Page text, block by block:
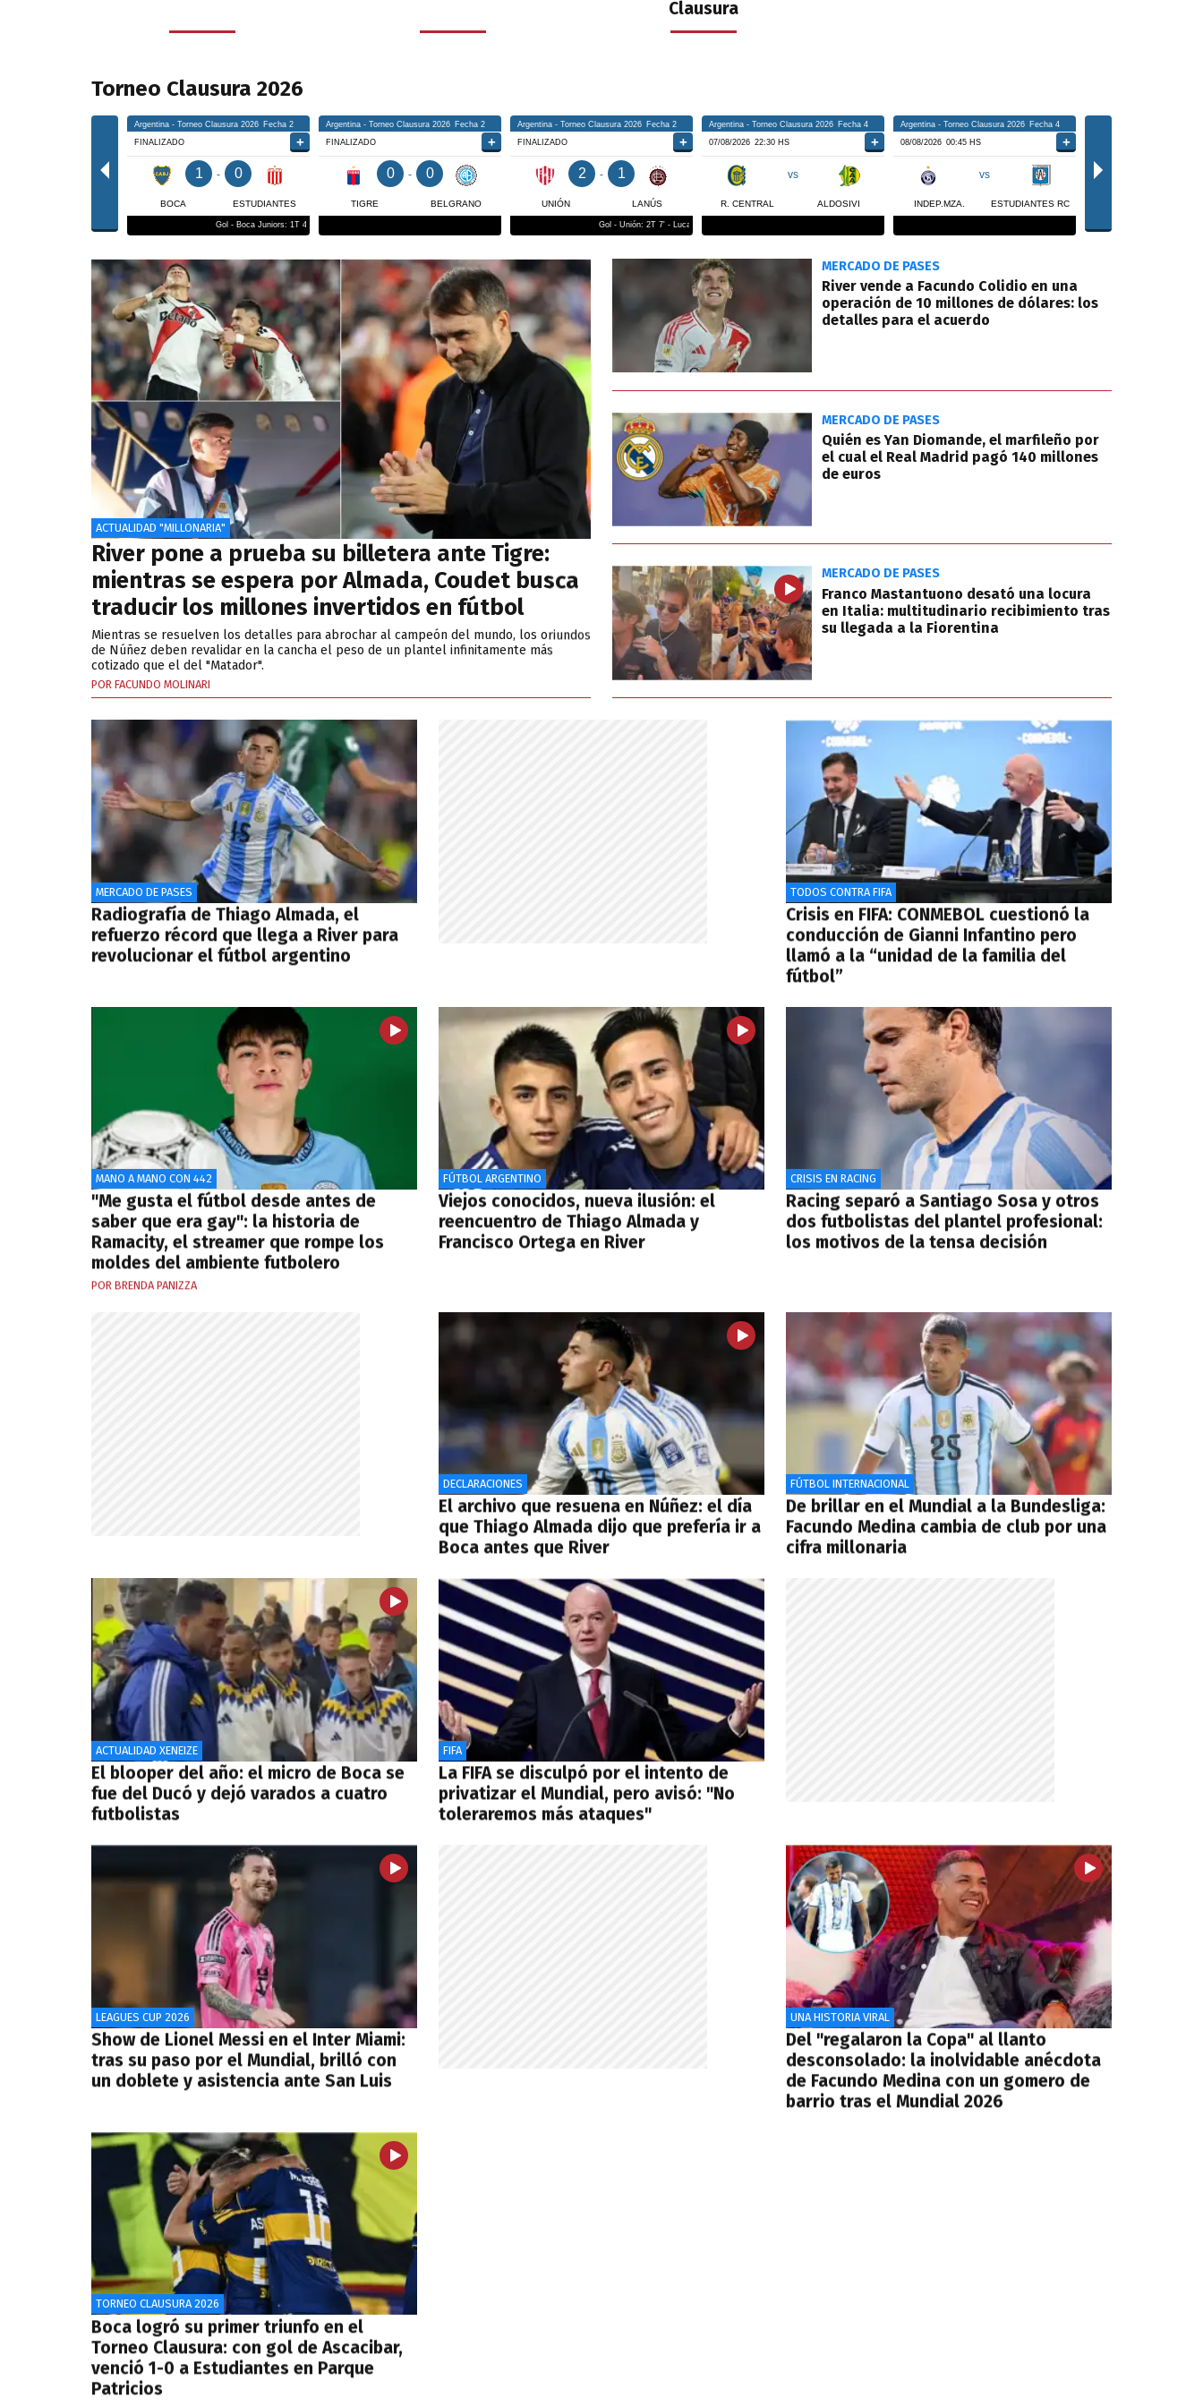
Clausura
Torneo Clausura 2026
ACTUALIDAD "MILLONARIA"
River pone a prueba su billetera ante Tigre:
mientras se espera por Almada, Coudet busca
traducir los millones invertidos en fútbol
Mientras se resuelven los detalles para abrochar al campeón del mundo, los oriundos
de Núñez deben revalidar en la cancha el peso de un plantel infinitamente más
cotizado que el del "Matador".
POR FACUNDO MOLINARI
MERCADO DE PASES
River vende a Facundo Colidio en una
operación de 10 millones de dólares: los
detalles para el acuerdo
MERCADO DE PASES
Quién es Yan Diomande, el marfileño por
el cual el Real Madrid pagó 140 millones
de euros
MERCADO DE PASES
Franco Mastantuono desató una locura
en Italia: multitudinario recibimiento tras
su llegada a la Fiorentina
MERCADO DE PASES
Radiografía de Thiago Almada, el
refuerzo récord que llega a River para
revolucionar el fútbol argentino
TODOS CONTRA FIFA
Crisis en FIFA: CONMEBOL cuestionó la
conducción de Gianni Infantino pero
llamó a la “unidad de la familia del
fútbol”
MANO A MANO CON 442
"Me gusta el fútbol desde antes de
saber que era gay": la historia de
Ramacity, el streamer que rompe los
moldes del ambiente futbolero
POR BRENDA PANIZZA
FÚTBOL ARGENTINO
Viejos conocidos, nueva ilusión: el
reencuentro de Thiago Almada y
Francisco Ortega en River
CRISIS EN RACING
Racing separó a Santiago Sosa y otros
dos futbolistas del plantel profesional:
los motivos de la tensa decisión
DECLARACIONES
El archivo que resuena en Núñez: el día
que Thiago Almada dijo que prefería ir a
Boca antes que River
FÚTBOL INTERNACIONAL
De brillar en el Mundial a la Bundesliga:
Facundo Medina cambia de club por una
cifra millonaria
ACTUALIDAD XENEIZE
El blooper del año: el micro de Boca se
fue del Ducó y dejó varados a cuatro
futbolistas
FIFA
La FIFA se disculpó por el intento de
privatizar el Mundial, pero avisó: "No
toleraremos más ataques"
LEAGUES CUP 2026
Show de Lionel Messi en el Inter Miami:
tras su paso por el Mundial, brilló con
un doblete y asistencia ante San Luis
UNA HISTORIA VIRAL
Del "regalaron la Copa" al llanto
desconsolado: la inolvidable anécdota
de Facundo Medina con un gomero de
barrio tras el Mundial 2026
TORNEO CLAUSURA 2026
Boca logró su primer triunfo en el
Torneo Clausura: con gol de Ascacibar,
venció 1-0 a Estudiantes en Parque
Patricios